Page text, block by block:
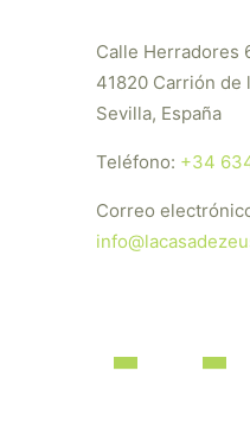
Calle Herradores
41820 Carrión de
Sevilla, España
Teléfono: +34
Correo